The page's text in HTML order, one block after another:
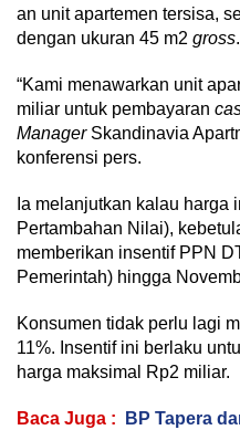
an unit apartemen tersisa,
dengan ukuran 45 m2 gross.
“Kami menawarkan unit
miliar untuk pembayaran
ManagerSkandinavia
konferensi pers.
Ia melanjutkan kalau harga
Pertambahan Nilai),
memberikan insentif PPN
Pemerintah) hingga
Konsumen tidak perlu lagi
11%. Insentif ini berlaku
harga maksimal Rp2 miliar.
Baca Juga : BP Tapera